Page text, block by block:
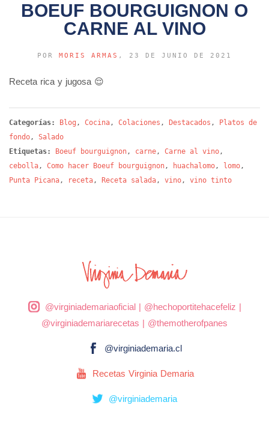
BOEUF BOURGUIGNON O
CARNE AL VINO
POR MORIS ARMAS , 23 DE JUNIO DE 2021
Receta rica y jugosa 😌
Categorías: Blog , Cocina, Colaciones , Destacados ,
Platos de
fondo, Salado
Etiquetas:
Boeuf bourguignon, carne, Carne al vino,
cebolla, Como hacer Boeuf bourguignon, huachalomo, lomo,
Punta Picana, receta, Receta salada, vino, vino tinto
@virginiademariaoficial| @hechoportitehacefeliz |
@virginiademariarecetas | @themotherofpanes
@virginiademaria.cl
Recetas Virginia Demaria
@virginiademaria